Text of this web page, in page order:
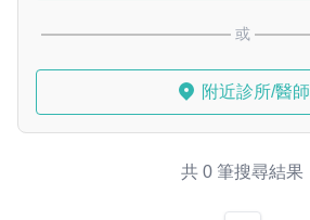
或
附近診所/醫師
共 0 筆搜尋結果